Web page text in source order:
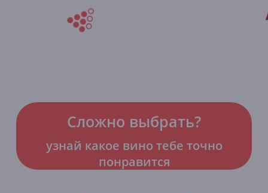
Сложно выбрать?
узнай какое вино тебе точно
понравится